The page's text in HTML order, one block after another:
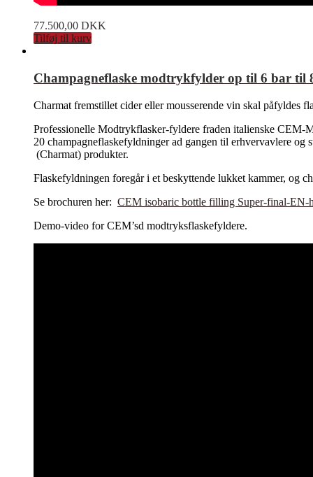
77.500,00 DKK
Tilføj til kurv
Champagneflaske modtrykfylder op til 6 bar til
Charmat fremstillet cider eller mousserende vin skal påfyldes
Professionelle Modtrykflasker-fyldere fraden italienske
20 champagneflaskefyldninger ad gangen til erhvervavlere
(Charmat) produkter.
Flaskefyldningen foregår i et beskyttende lukket kammer, og
Se brochuren her: CEM isobaric bottle filling Super-final-EN-
Demo-video for CEM’sd modtryksflaskefyldere.